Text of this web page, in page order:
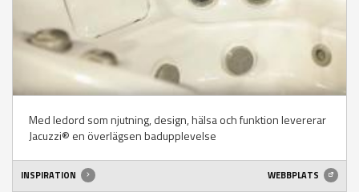
Med ledord som njutning, design, hälsa och funktion levererar
Jacuzzi® en överlägsen badupplevelse
INSPIRATION WEBBPLATS